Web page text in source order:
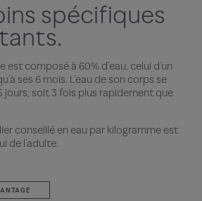
spécifiques
est composé à 60% d’eau, celui d’un
ses 6 mois. L’eau de son corps se
jours, soit 3 fois plus rapidement que
conseillé en eau par kilogramme est
de l’adulte.